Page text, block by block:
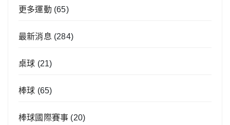
更多運動 (65)
最新消息 (284)
桌球 (21)
棒球 (65)
棒球國際賽事 (20)